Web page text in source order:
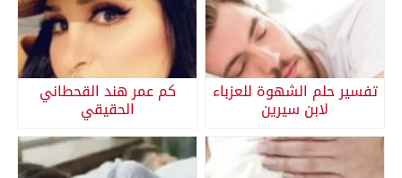
تفسير حلم الشهوة للعزباء
لابن سيرين
كم عمر هند القحطاني
الحقيقي